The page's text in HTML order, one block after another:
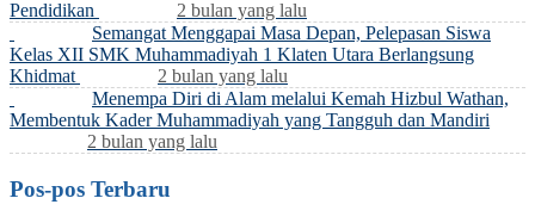
Pendidikan
2 bulan yang lalu
Semangat Menggapai Masa Depan, Pelepasan Siswa
Kelas XII SMK Muhammadiyah 1 Klaten Utara Berlangsung
Khidmat
2 bulan yang lalu
Menempa Diri di Alam melalui Kemah Hizbul Wathan,
Membentuk Kader Muhammadiyah yang Tangguh dan Mandiri
2 bulan yang lalu
Pos-pos Terbaru